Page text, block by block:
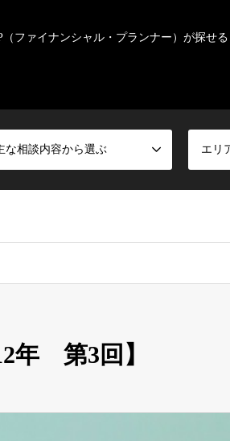
ファイナンシャル・プランナー）が探せ
な相談内容から選ぶ エリ
年 第3回】